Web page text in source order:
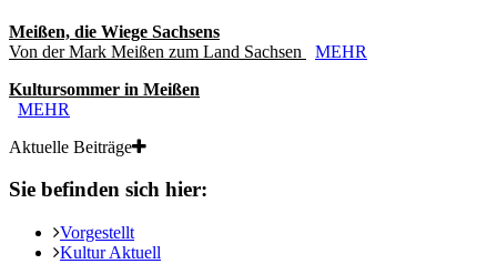
Meißen, die Wiege Sachsens
Von der Mark Meißen zum Land Sachsen
MEHR
Kultursommer in Meißen
MEHR
Aktuelle Beiträge
Sie befinden sich hier:
Vorgestellt
Kultur Aktuell